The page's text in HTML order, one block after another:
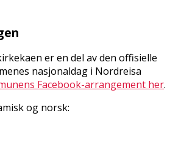
er en del av den offisielle
nasjonaldag i Nordreisa
Facebook-arrangement her.
og norsk: